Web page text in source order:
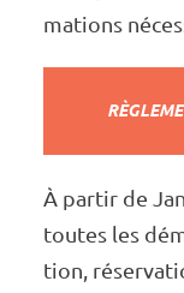
ma­tions
À partir de
toutes les
tion,